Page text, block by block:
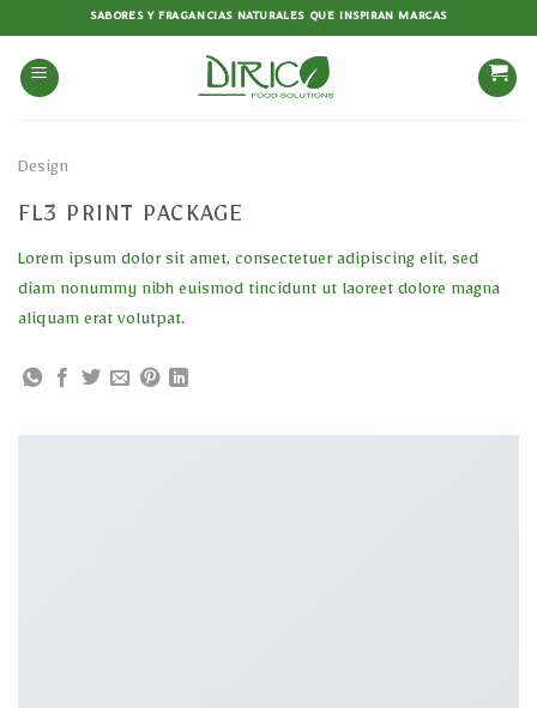
contenido
SABORES Y FRAGANCIAS NATURALES QUE INSPIRAN MARCAS
Design
FL3 PRINT PACKAGE
Lorem ipsum dolor sit amet, consectetuer adipiscing elit, sed
diam nonummy nibh euismod tincidunt ut laoreet dolore magna
aliquam erat volutpat.